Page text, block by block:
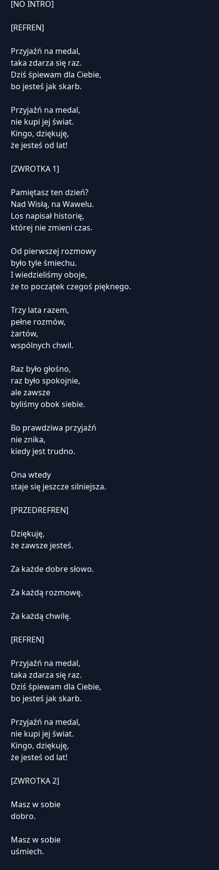
[NO INTRO]
[REFREN]
Przyjaźń na medal,
taka zdarza się raz.
Dziś śpiewam dla Ciebie,
bo jesteś jak skarb.
Przyjaźń na medal,
nie kupi jej świat.
Kingo, dziękuję,
że jesteś od lat!
[ZWROTKA 1]
Pamiętasz ten dzień?
Nad Wisłą, na Wawelu.
Los napisał historię,
której nie zmieni czas.
Od pierwszej rozmowy
było tyle śmiechu.
I wiedzieliśmy oboje,
że to początek czegoś pięknego.
Trzy lata razem,
pełne rozmów,
żartów,
wspólnych chwil.
Raz było głośno,
raz było spokojnie,
ale zawsze
byliśmy obok siebie.
Bo prawdziwa przyjaźń
nie znika,
kiedy jest trudno.
Ona wtedy
staje się jeszcze silniejsza.
[PRZEDREFREN]
Dziękuję,
że zawsze jesteś.
Za każde dobre słowo.
Za każdą rozmowę.
Za każdą chwilę.
[REFREN]
Przyjaźń na medal,
taka zdarza się raz.
Dziś śpiewam dla Ciebie,
bo jesteś jak skarb.
Przyjaźń na medal,
nie kupi jej świat.
Kingo, dziękuję,
że jesteś od lat!
[ZWROTKA 2]
Masz w sobie
dobro.
Masz w sobie
uśmiech.